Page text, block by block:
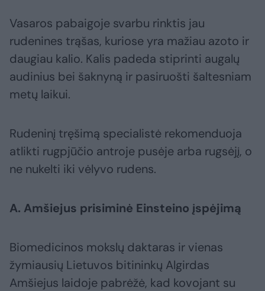
Vasaros pabaigoje svarbu rinktis jau
rudenines trąšas, kuriose yra mažiau azoto ir
daugiau kalio. Kalis padeda stiprinti augalų
audinius bei šaknyną ir pasiruošti šaltesniam
metų laikui.
Rudeninį tręšimą specialistė rekomenduoja
atlikti rugpjūčio antroje pusėje arba rugsėjį, o
ne nukelti iki vėlyvo rudens.
A. Amšiejus prisiminė Einsteino įspėjimą
Biomedicinos mokslų daktaras ir vienas
žymiausių Lietuvos bitininkų Algirdas
Amšiejus laidoje pabrėžė, kad kovojant su